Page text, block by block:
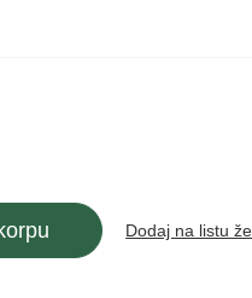
Dodaj na listu